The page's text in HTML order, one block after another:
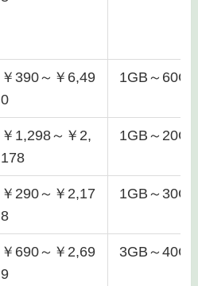
￥390～￥6,49
0
1GB～60GB
￥1,298～￥2,
178
1GB～20GB
￥290～￥2,17
8
1GB～30GB
￥690～￥2,69
9
3GB～40GB